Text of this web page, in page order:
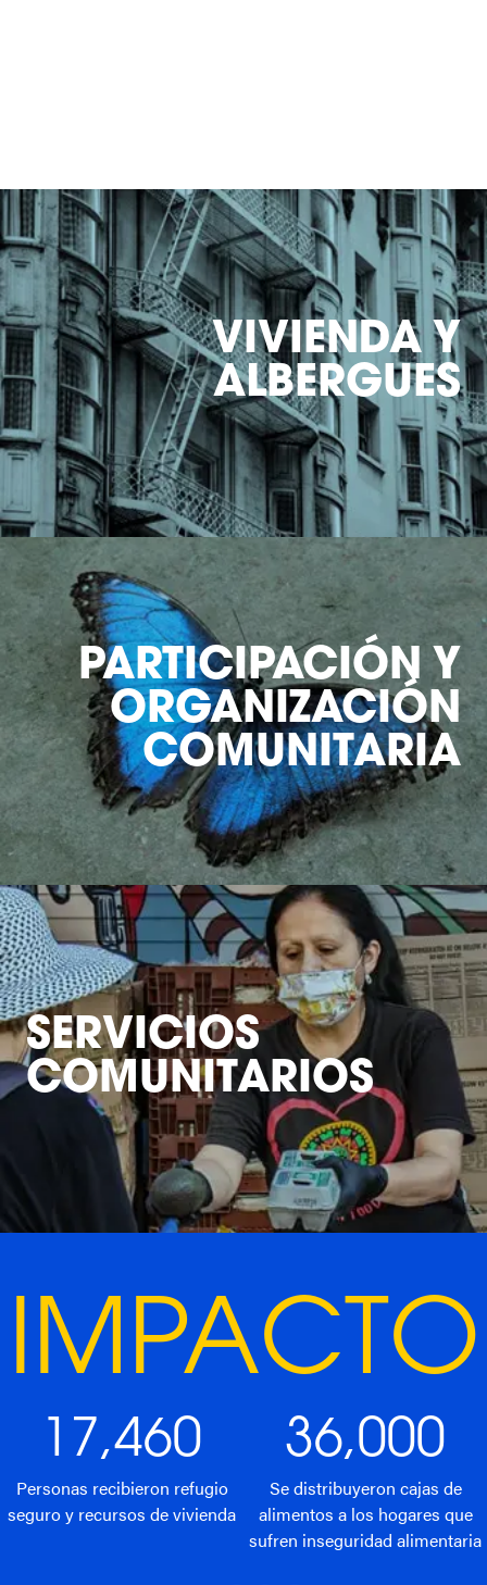
VIVIENDA Y
ALBERGUES
PARTICIPACIÓN Y
ORGANIZACIÓN
COMUNITARIA
SERVICIOS
COMUNITARIOS
IMPACTO
17,460
Personas recibieron refugio
seguro y recursos de vivienda
36,000
Se distribuyeron cajas de
alimentos a los hogares que
sufren inseguridad alimentaria